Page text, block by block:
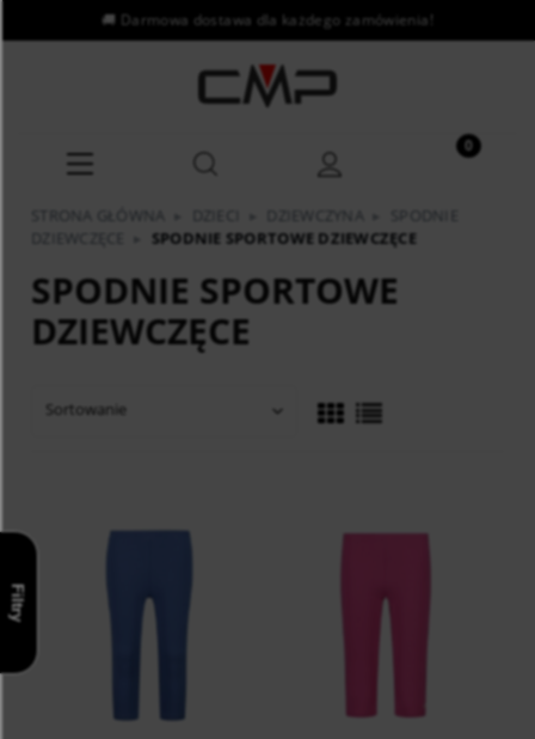
Filtry
SPODNIE SPORTOWE
DZIEWCZĘCE
SPODNIE SPORTOWE DZIEWCZĘCE